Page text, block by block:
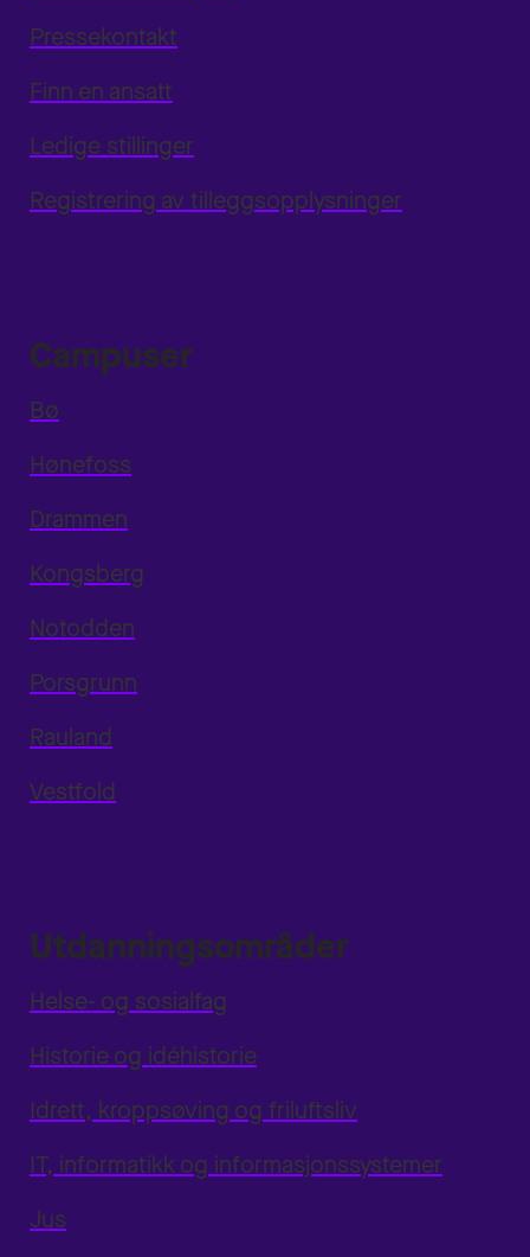
Pressekontakt
Finn en ansatt
Ledige stillinger
Registrering av tilleggsopplysninger
Campuser
Bø
Hønefoss
Drammen
Kongsberg
Notodden
Porsgrunn
Rauland
Vestfold
Utdanningsområder
Helse- og sosialfag
Historie og idéhistorie
Idrett, kroppsøving og friluftsliv
IT, informatikk og informasjonssystemer
Jus